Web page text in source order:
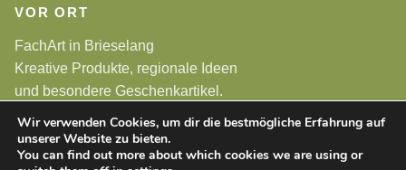
VOR ORT
FachArt in Brieselang
Kreative Produkte, regionale Ideen
und besondere Geschenkartikel.
Alle Preise sind Endpreise. Gemäß §19 UStG wird keine
Umsatzsteuer berechnet.
Wir verwenden Cookies, um dir die bestmögliche Erfahrung auf
unserer Website zu bieten.
You can find out more about which cookies we are using or